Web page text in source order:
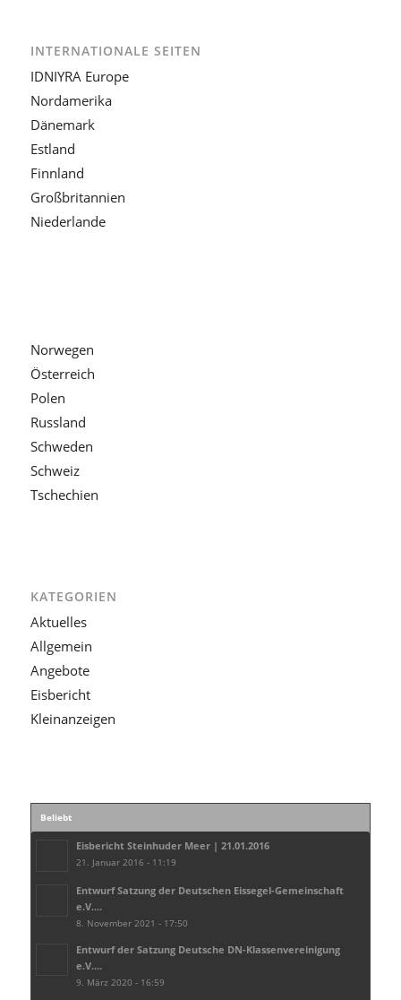
INTERNATIONALE SEITEN
IDNIYRA Europe
Nordamerika
Dänemark
Estland
Finnland
Großbritannien
Niederlande
Norwegen
Österreich
Polen
Russland
Schweden
Schweiz
Tschechien
KATEGORIEN
Aktuelles
Allgemein
Angebote
Eisbericht
Kleinanzeigen
Beliebt
Eisbericht Steinhuder Meer | 21.01.2016
21. Januar 2016 - 11:19
Entwurf Satzung der Deutschen Eissegel-Gemeinschaft
e.V....
8. November 2021 - 17:50
Entwurf der Satzung Deutsche DN-Klassenvereinigung
e.V....
9. März 2020 - 16:59